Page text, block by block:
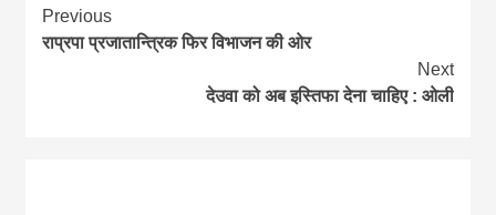
Continue
Reading
Previous
राप्रपा प्रजातान्त्रिक फिर विभाजन की ओर
Next
देउवा को अब इस्तिफा देना चाहिए : ओली